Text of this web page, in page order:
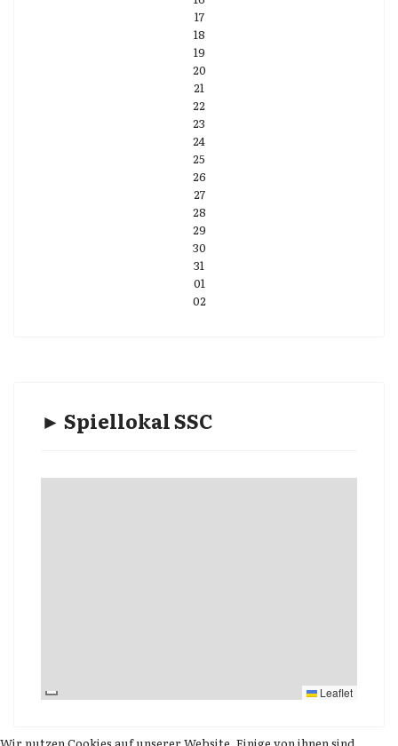
17
18
19
20
21
22
23
24
25
26
27
28
29
30
31
01
02
► Spiellokal SSC
Leaflet